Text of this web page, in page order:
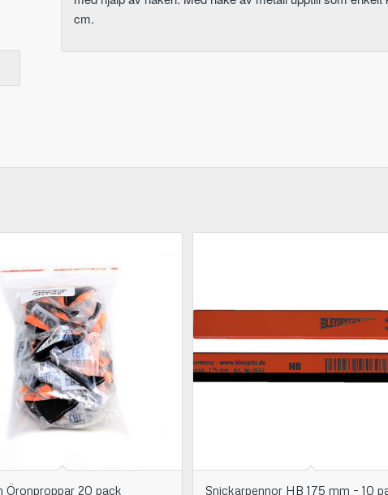
cm.
Öronproppar 20 pack Snickarpennor HB 175 mm – 10